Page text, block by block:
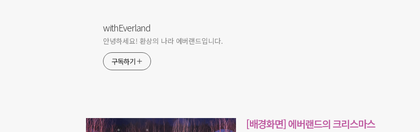
withEverland
안녕하세요! 환상의 나라 에버랜드입니다.
구독하기
[배경화면] 에버랜드의 크리스마스